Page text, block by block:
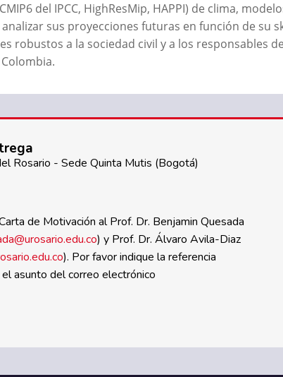
del IPCC, HighResMip, HAPPI) de clima,
analizar sus proyecciones futuras en función de
robustos a la sociedad civil y a los responsables
Rosario - Sede Quinta Mutis (Bogotá)
de Motivación al Prof. Dr. Benjamin Quesada
) y Prof. Dr. Álvaro Avila-Diaz
). Por favor indique la referencia
asunto del correo electrónico